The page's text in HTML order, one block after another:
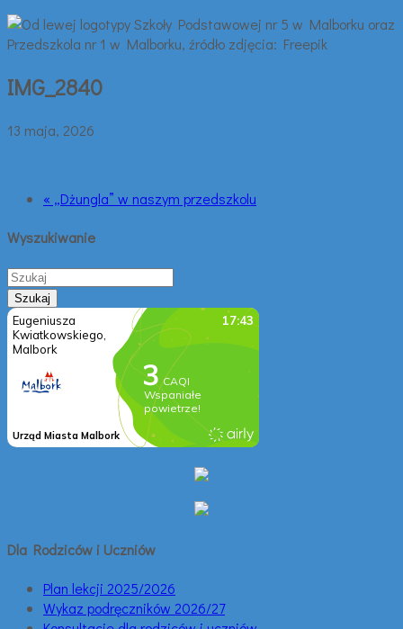
IMG_2840
13 maja, 2026
« „Dżungla” w naszym przedszkolu
Wyszukiwanie
Dla Rodziców i Uczniów
Plan lekcji 2025/2026
Wykaz podręczników 2026/27